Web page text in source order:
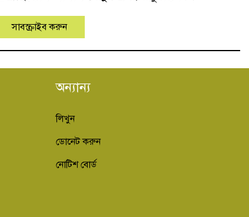
অন্যান্য
লিখুন
ডোনেট করুন
নোটিশ বোর্ড